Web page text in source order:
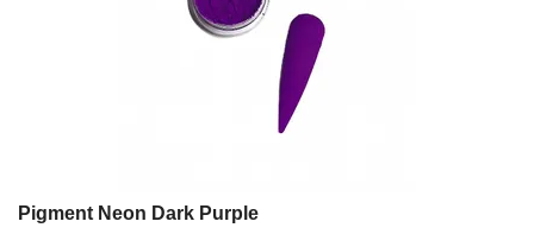
Pigment Neon Dark Purple